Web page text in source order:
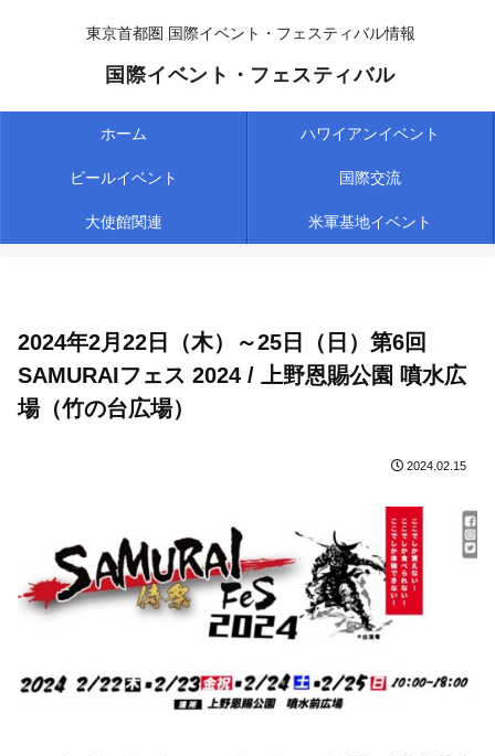
東京首都圏 国際イベント・フェスティバル情報
国際イベント・フェスティバル
ホーム ハワイアンイベント
ビールイベント 国際交流
大使館関連 米軍基地イベント
2024年2月22日（木）～25日（日）第6回
SAMURAIフェス 2024 / 上野恩賜公園 噴水広
場（竹の台広場）
2024.02.15